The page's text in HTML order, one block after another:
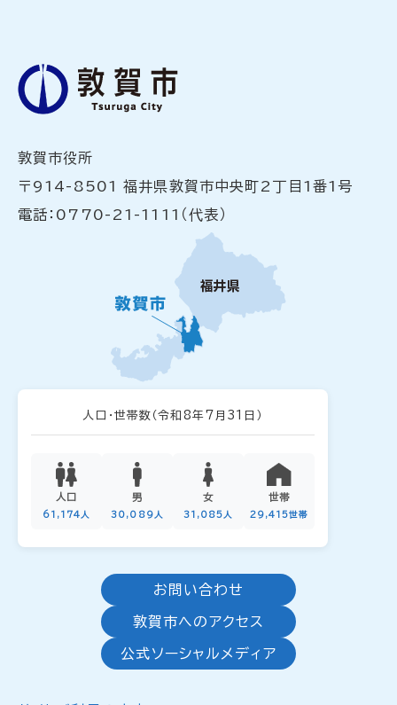
敦賀市役所
〒914-8501 福井県敦賀市中央町2丁目1番1号
電話：0770-21-1111（代表）
人口・世帯数 （令和8年7月31日）
人口
61,174人
男
30,089人
女
31,085人
世帯
29,415世帯
お問い合わせ
敦賀市へのアクセス
公式ソーシャルメディア